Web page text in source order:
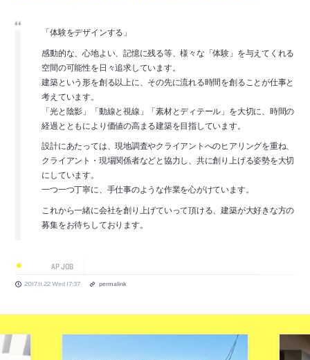
「体験をデザインする」
感動的な、心地よい、記憶に残る等、様々な「体験」を与えてくれる
空間の可能性を日々追求しています。
建築という形を創る以上に、その先に流れる時間を創ることが仕事と
考えています。
「光と陰影」「動線と視線」「素材とディテール」を大切に、時間の
経過とともにより価値の高まる建築を目指しています。
設計にあたっては、現地調査やクライアントへのヒアリングを重ね、
クライアント・現場関係者などと協力し、共に創り上げる姿勢を大切
にしています。
一つ一つ丁寧に、手仕事のような作業を心がけています。
これから一緒に会社を創り上げていって頂ける、建築が大好きな方の
募集をお待ちしております。
AP JOB
2017.11.22 Wed 17:37 permalink